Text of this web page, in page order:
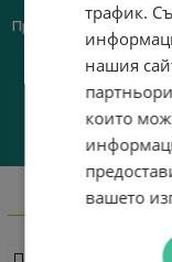
Предлагаме
на плащане,
възможност за
трафик.
нашия
които
вашето